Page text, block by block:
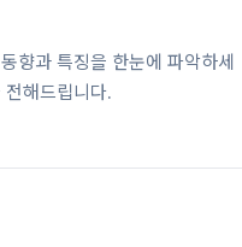
향과 특징을 한눈에 파악하세
해드립니다.